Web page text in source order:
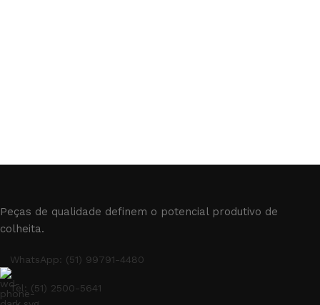
Peças de qualidade definem o potencial produtivo de
colheita.
WhatsApp: (51) 99791-4480
Tel: (51) 2500-5641